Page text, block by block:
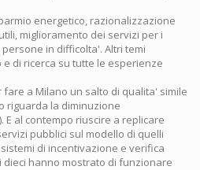
energetico, razionalizzazione
miglioramento dei servizi per i
in difficolta'. Altri temi
di ricerca su tutte le esperienze
a Milano un salto di qualita' simile
riguarda la diminuzione
E al contempo riuscire a replicare
pubblici sul modello di quelli
di incentivazione e verifica
dieci hanno mostrato di funzionare